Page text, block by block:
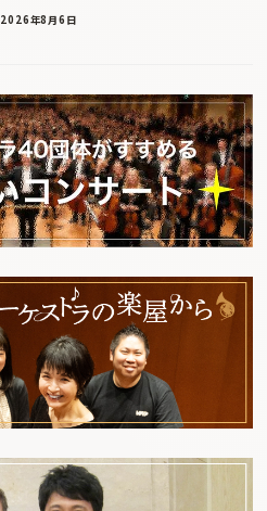
2026年8月6日